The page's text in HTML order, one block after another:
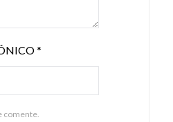
*
comente.